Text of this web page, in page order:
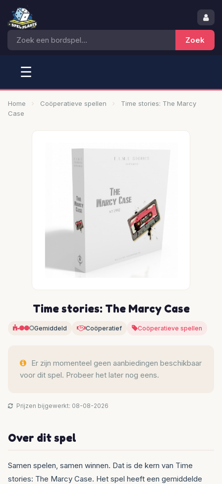
☰
Home Coöperatieve spellen
Time stories: The Marcy
Case
Time stories: The Marcy Case
Gemiddeld Coöperatief Coöperatieve spellen
Er zijn momenteel geen aanbiedingen beschikbaar
voor dit spel. Probeer het later nog eens.
Prijzen bijgewerkt: 08-08-2026
Over dit spel
Samen spelen, samen winnen. Dat is de kern van Time
stories: The Marcy Case. Het spel heeft een gemiddelde